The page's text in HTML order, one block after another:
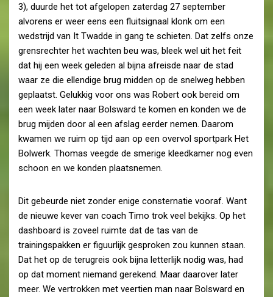
3), duurde het tot afgelopen zaterdag 27 september
alvorens er weer eens een fluitsignaal klonk om een
wedstrijd van It Twadde in gang te schieten. Dat zelfs onze
grensrechter het wachten beu was, bleek wel uit het feit
dat hij een week geleden al bijna afreisde naar de stad
waar ze die ellendige brug midden op de snelweg hebben
geplaatst. Gelukkig voor ons was Robert ook bereid om
een week later naar Bolsward te komen en konden we de
brug mijden door al een afslag eerder nemen. Daarom
kwamen we ruim op tijd aan op een overvol sportpark Het
Bolwerk. Thomas veegde de smerige kleedkamer nog even
schoon en we konden plaatsnemen.
Dit gebeurde niet zonder enige consternatie vooraf. Want
de nieuwe kever van coach Timo trok veel bekijks. Op het
dashboard is zoveel ruimte dat de tas van de
trainingspakken er figuurlijk gesproken zou kunnen staan.
Dat het op de terugreis ook bijna letterlijk nodig was, had
op dat moment niemand gerekend. Maar daarover later
meer. We vertrokken met veertien man naar Bolsward en